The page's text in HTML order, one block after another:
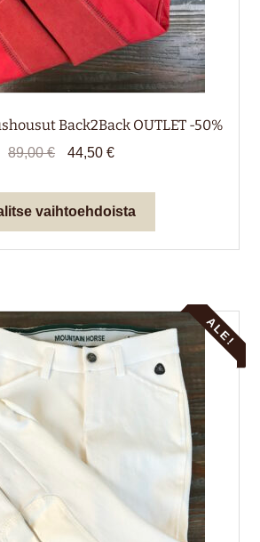
Back2Back OUTLET -50%
89,00€
Alkuperäinen
oli:
89,00 €.
44,50 €Nykyinen
on:
44,50 €.
vaihtoehdoista
on
Voit
tehdä
valinnat
tuotteen
sivulla.
ALE!